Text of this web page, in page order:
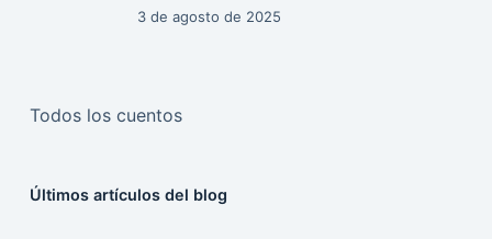
3 de agosto de 2025
Todos los cuentos
Últimos artículos del blog